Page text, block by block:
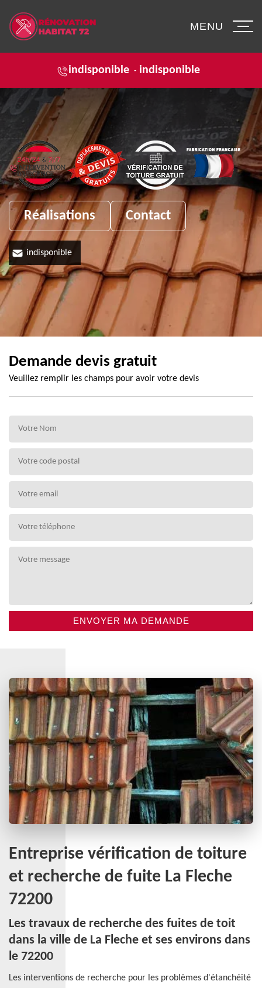
indisponible - indisponible
MENU
Réalisations Contact
indisponible
Demande devis gratuit
Veuillez remplir les champs pour avoir votre devis
Entreprise vérification de toiture
et recherche de fuite La Fleche
72200
Les travaux de recherche des fuites de toit
dans la ville de La Fleche et ses environs dans
le 72200
Les interventions de recherche pour les problèmes d'étanchéité